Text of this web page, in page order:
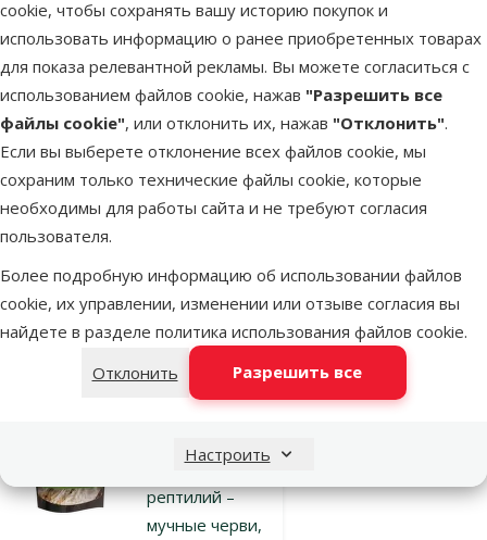
cookie, чтобы сохранять вашу историю покупок и
использовать информацию о ранее приобретенных товарах
для показа релевантной рекламы. Вы можете согласиться с
использованием файлов cookie, нажав "Разрешить все
файлы cookie", или отклонить их, нажав "Отклонить".
Если вы выберете отклонение всех файлов cookie, мы
сохраним только технические файлы cookie, которые
необходимы для работы сайта и не требуют согласия
пользователя.
Более подробную информацию об использовании файлов
cookie, их управлении, изменении или отзыве согласия вы
найдете в разделе политика использования файлов cookie.
Отклонить
Разрешить все
Настроить
доставка
В корзину
Оценка 0%
В наличии В корзину
корм для
рептилий –
мучные черви,